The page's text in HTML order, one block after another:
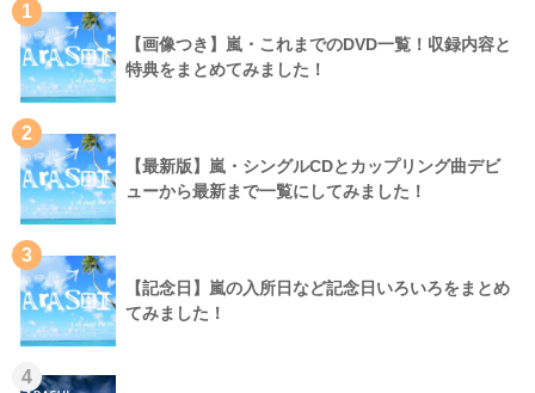
1
【画像つき】嵐・これまでのDVD一覧！収録内容と
特典をまとめてみました！
2
【最新版】嵐・シングルCDとカップリング曲デビ
ューから最新まで一覧にしてみました！
3
【記念日】嵐の入所日など記念日いろいろをまとめ
てみました！
4